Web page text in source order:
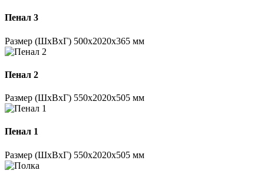
Пенал 3
Размер (ШхВхГ) 500х2020х365 мм
Пенал 2
Размер (ШхВхГ) 550х2020х505 мм
Пенал 1
Размер (ШхВхГ) 550х2020х505 мм